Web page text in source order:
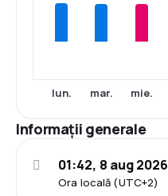
lun. mar. mie.
Informații generale
Ora locală (UTC+2)
01:42, 8 aug 2026